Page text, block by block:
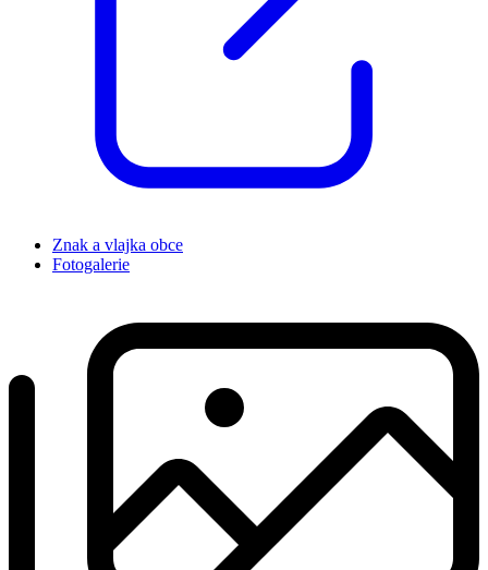
Znak a vlajka obce
Fotogalerie